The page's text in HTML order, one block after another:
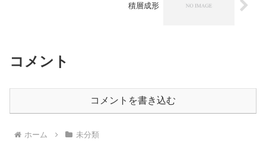
積層成形
コメント
コメントを書き込む
ホーム 未分類